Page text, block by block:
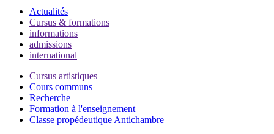
Actualités
Cursus & formations
informations
admissions
international
Cursus artistiques
Cours communs
Recherche
Formation à l'enseignement
Classe propédeutique Antichambre